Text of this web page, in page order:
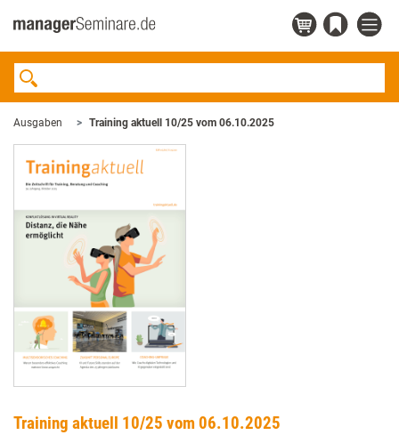
Ausgaben Training aktuell 10/25 vom 06.10.2025
Training aktuell 10/25 vom 06.10.2025